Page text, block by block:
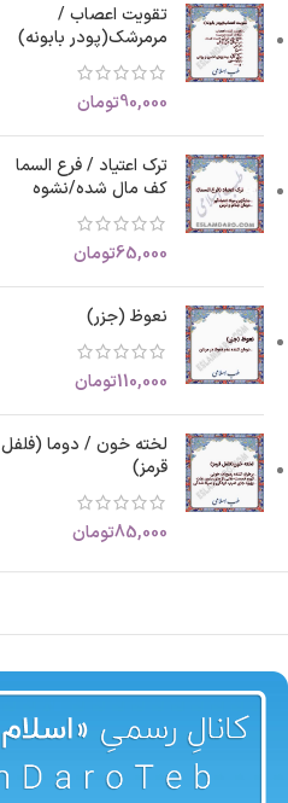
تقویت اعصاب /
مرمرشک(پودر بابونه)
90,000تومان
ترک اعتیاد / فرع السما
کف مال شده/نشوه
65,000تومان
نعوظ (جزر)
110,000تومان
لخته خون / دوما (فلفل
قرمز)
85,000تومان